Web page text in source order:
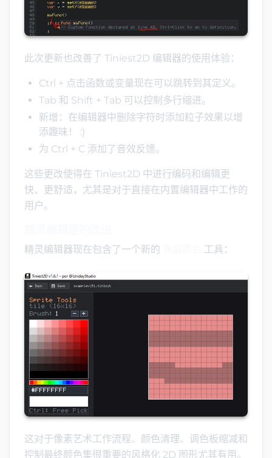
此次更新也改善了 Tiniest2D 编辑器的使用体验：
Ctrl + 点击函数或变量现在可以跳转到其定义。
Tab 和 Shift + Tab 可以控制多行缩进。
新增：在编辑器中删除字符时添加粒子效果以增
添趣味！ :)
为 Ctrl + C 添加了音效反馈。
这些更改使得在 Tiniest2D 中进行编码和编辑更
快、更舒适，尤其是对于直接在内置编辑器中工作的
用户。
精灵编辑器现在包含了一个新的 工具：
这对于像素艺术工作流程、颜色清理、调色板缩减和
控制最终颜色集很重要的风格化 2D 图形尤其有用。